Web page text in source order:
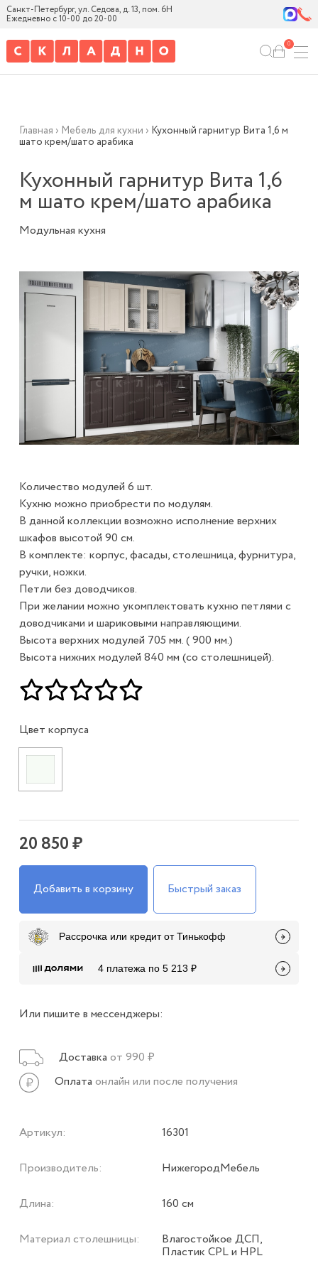
Санкт-Петербург, ул. Седова, д. 13, пом. 6Н
Ежедневно с 10-00 до 20-00
0
Главная › Мебель для кухни › Кухонный гарнитур Вита 1,6 м
шато крем/шато арабика
Кухонный гарнитур Вита 1,6
м шато крем/шато арабика
Модульная кухня
Количество модулей 6 шт.
Кухню можно приобрести по модулям.
В данной коллекции возможно исполнение верхних
шкафов высотой 90 см.
В комплекте: корпус, фасады, столешница, фурнитура,
ручки, ножки.
Петли без доводчиков.
При желании можно укомплектовать кухню петлями с
доводчиками и шариковыми направляющими.
Высота верхних модулей 705 мм. ( 900 мм.)
Высота нижних модулей 840 мм (со столешницей).
Цвет корпуса
20 850 ₽
Добавить в корзину Быстрый заказ
Рассрочка или кредит от Тинькофф
4 платежа по 5 213 ₽
Или пишите в мессенджеры:
Доставка от 990 ₽
Оплата онлайн или после получения
Артикул: 16301
Производитель: НижегородМебель
Длина: 160 см
Материал столешницы: Влагостойкое ДСП,
Пластик CPL и HPL